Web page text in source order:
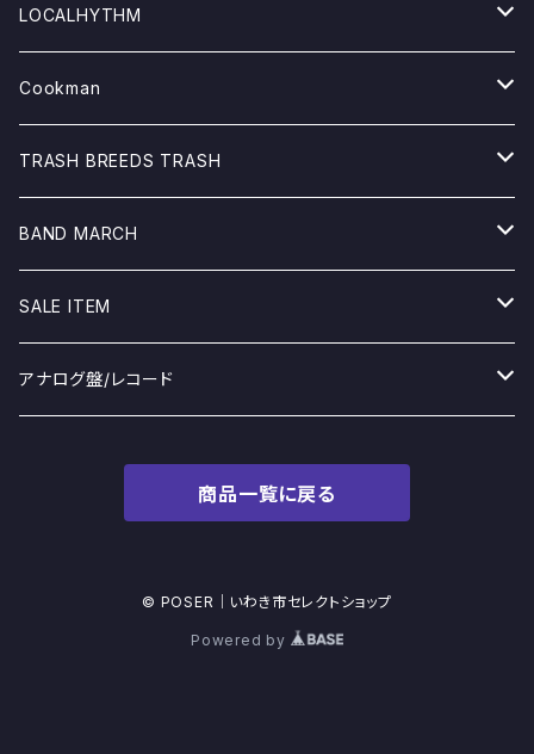
TOPS
TEEシャツ
SWEAT/PARKA
GOODS
LOCALHYTHM
Tシャツ
GOODS
JACKET
SWEAT&PARKA
Cookman
pants
Jacket
Other
TRASH BREEDS TRASH
TOPS
BOTTOM
GOODS&OTHER
BAND MARCH
Tシャツ
GOODS
SWEAT/PARKA
SALE ITEM
MINOS
Too Smell RECORDS
TRASH BREEDS TRASH
アナログ盤/レコード
商品一覧に戻る
© POSER｜いわき市セレクトショップ
Powered by